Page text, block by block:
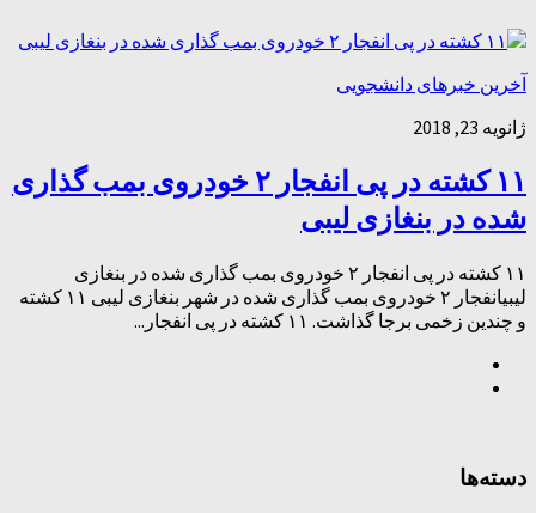
آخرین خبرهای دانشجویی
ژانویه 23, 2018
۱۱ کشته در پی انفجار ۲ خودروی بمب گذاری
شده در بنغازی لیبی
۱۱ کشته در پی انفجار ۲ خودروی بمب گذاری شده در بنغازی
لیبیانفجار ۲ خودروی بمب گذاری شده در شهر بنغازی لیبی ۱۱ کشته
و چندین زخمی برجا گذاشت. ۱۱ کشته در پی انفجار...
دسته‌ها